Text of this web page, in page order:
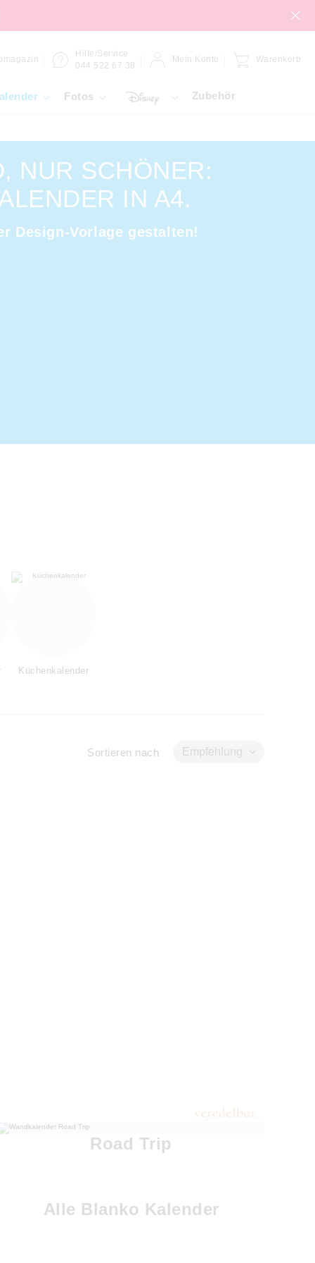
Hilfe/Service
044 522 67 38
Mein Konto Warenkorb
Fotos Zubehör
NUR SCHÖNER:
IN A4.
Design-Vorlage gestalten!
Küchenkalender
Sortieren nach Empfehlung
Road Trip
Alle Blanko Kalender